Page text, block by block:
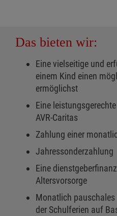
Das bieten wir:
Eine vielseitige und
einem Kind einen
ermöglichst
Eine
AVR-Caritas
Zahlung einer
Jahressonderzahlung
Eine
Altersvorsorge
Monatlich pauschales
der Schulferien auf